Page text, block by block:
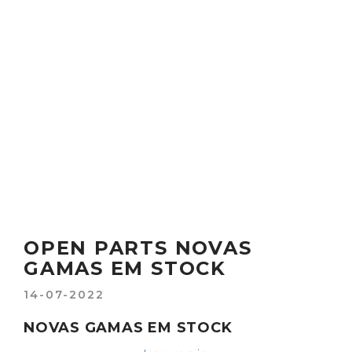
OPEN PARTS NOVAS
GAMAS EM STOCK
14-07-2022
NOVAS GAMAS EM STOCK